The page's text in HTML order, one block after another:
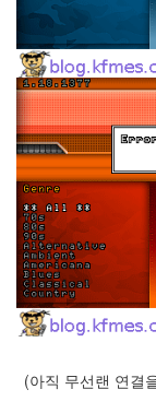
(아직 무선랜 연결
발
72
Android
6
윈
도
우
5
Java
28
C,C++
6
Assembly
1
PHP
HTML,JS